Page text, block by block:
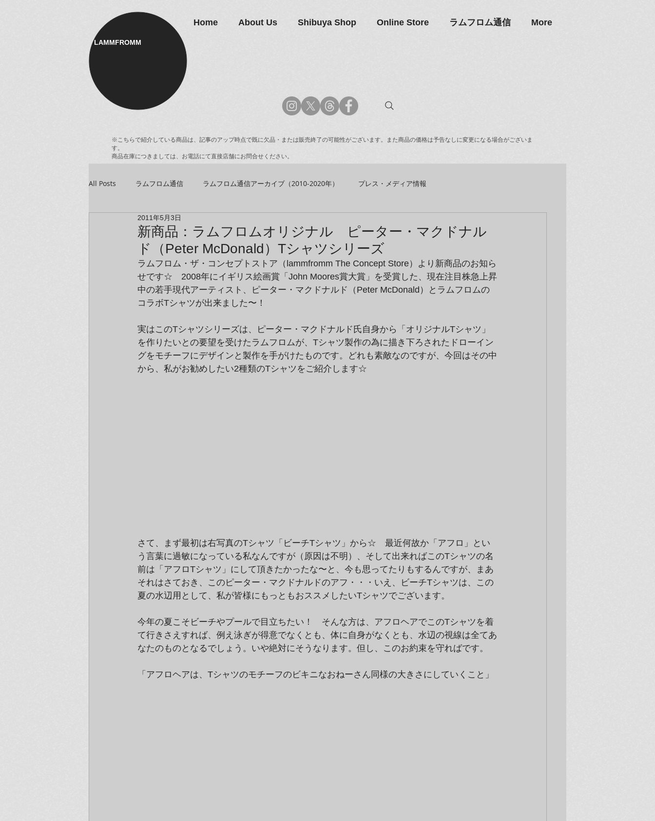
LAMMFROMM​
Home About Us Shibuya Shop Online Store ラムフロム通信 More
※こちらで紹介している商品は、記事のアップ時点で既に欠品・または販売終了の可能性がございます。また商品の価格は予告なしに変更になる場合がございま
す。
商品在庫につきましては、お電話にて直接店舗にお問合せください。
All Posts ラムフロム通信 ラムフロム通信アーカイブ（2010-2020年） プレス・メディア情報
アーティスト＆クリエイター紹介
新商品：ラムフロムオリジナル ピーター・マクドナル
ド（Peter McDonald）Tシャツシリーズ
2011年5月3日
ラムフロム・ザ・コンセプトストア（lammfromm The Concept Store）より新商品のお知ら
せです☆　2008年にイギリス絵画賞「John Moores賞大賞」を受賞した、現在注目株急上昇
中の若手現代アーティスト、ピーター・マクドナルド（Peter McDonald）とラムフロムの
コラボTシャツが出来ました〜！
実はこのTシャツシリーズは、ピーター・マクドナルド氏自身から「オリジナルTシャツ」
を作りたいとの要望を受けたラムフロムが、Tシャツ製作の為に描き下ろされたドローイン
グをモチーフにデザインと製作を手がけたものです。どれも素敵なのですが、今回はその中
から、私がお勧めしたい2種類のTシャツをご紹介します☆
さて、まず最初は右写真のTシャツ「ビーチTシャツ」から☆　最近何故か「アフロ」とい
う言葉に過敏になっている私なんですが（原因は不明）、そして出来ればこのTシャツの名
前は「アフロTシャツ」にして頂きたかったな〜と、今も思ってたりもするんですが、まあ
それはさておき、このピーター・マクドナルドのアフ・・・いえ、ビーチTシャツは、この
夏の水辺用として、私が皆様にもっともおススメしたいTシャツでございます。
今年の夏こそビーチやプールで目立ちたい！　そんな方は、アフロヘアでこのTシャツを着
て行きさえすれば、例え泳ぎが得意でなくとも、体に自身がなくとも、水辺の視線は全てあ
なたのものとなるでしょう。いや絶対にそうなります。但し、このお約束を守ればです。
「アフロヘアは、Tシャツのモチーフのビキニなおねーさん同様の大きさにしていくこと」